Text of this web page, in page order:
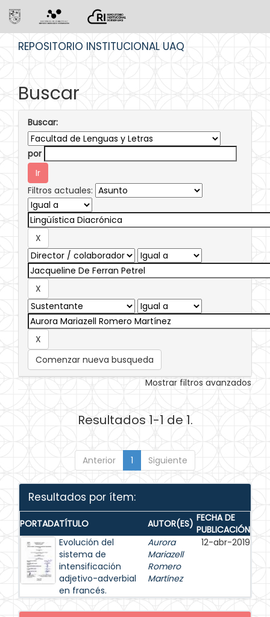
REPOSITORIO INSTITUCIONAL UAQ
Buscar
Buscar:
por
Filtros actuales:
Comenzar nueva busqueda
Mostrar filtros avanzados
Resultados 1-1 de 1.
Anterior 1 Siguiente
Resultados por ítem:
PORTADATÍTULO AUTOR(ES) FECHA DE
PUBLICACIÓN
Evolución del
sistema de
intensificación
adjetivo-adverbial
en francés.
Aurora
Mariazell
Romero
Martínez
12-abr-2019